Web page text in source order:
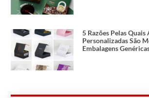
5 Razões Pelas Quais
Personalizadas São
Embalagens